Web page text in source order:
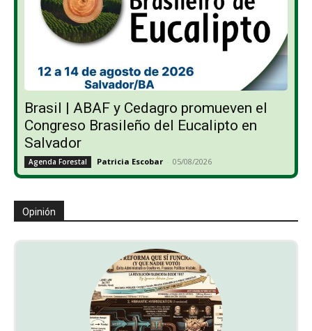
Brasil | ABAF y Cedagro promueven el
Congreso Brasileño del Eucalipto en
Salvador
Agenda Forestal Patricia Escobar - 05/08/2026
Opinión